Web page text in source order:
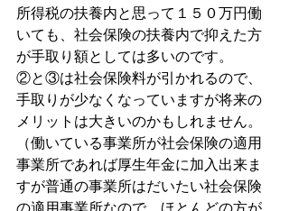
所得税の扶養内と思って１５０万円働
いても、社会保険の扶養内で抑えた方
が手取り額としては多いのです。
②と③は社会保険料が引かれるので、
手取りが少なくなっていますが将来の
メリットは大きいのかもしれません。
（働いている事業所が社会保険の適用
事業所であれば厚生年金に加入出来ま
すが普通の事業所はだいたい社会保険
の適用事業所なので、ほとんどの方が